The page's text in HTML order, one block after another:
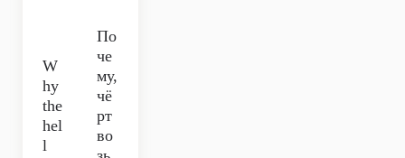
W
hy
the
hel
l
По
че
му,
чё
рт
во